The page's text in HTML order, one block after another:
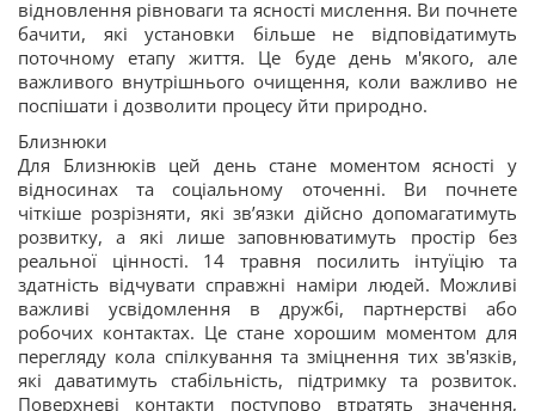
відновлення рівноваги та ясності мислення. Ви почнете
бачити, які установки більше не відповідатимуть
поточному етапу життя. Це буде день м'якого, але
важливого внутрішнього очищення, коли важливо не
поспішати і дозволити процесу йти природно.
Близнюки
Для Близнюків цей день стане моментом ясності у
відносинах та соціальному оточенні. Ви почнете
чіткіше розрізняти, які зв’язки дійсно допомагатимуть
розвитку, а які лише заповнюватимуть простір без
реальної цінності. 14 травня посилить інтуїцію та
здатність відчувати справжні наміри людей. Можливі
важливі усвідомлення в дружбі, партнерстві або
робочих контактах. Це стане хорошим моментом для
перегляду кола спілкування та зміцнення тих зв'язків,
які даватимуть стабільність, підтримку та розвиток.
Поверхневі контакти поступово втратять значення,